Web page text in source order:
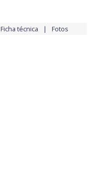
Ficha técnica Fotos